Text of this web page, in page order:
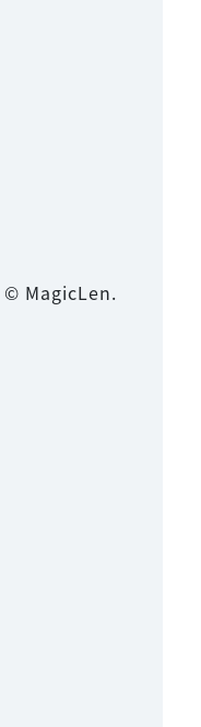
MagicLen.